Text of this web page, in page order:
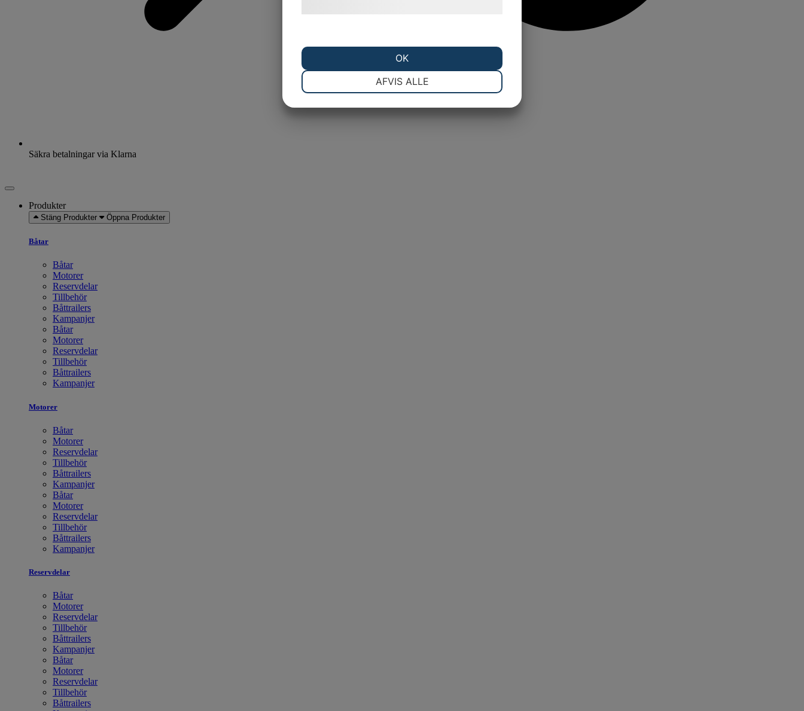
Säkra betalningar via Klarna
Produkter
Stäng Produkter Öppna Produkter
Båtar
Båtar
Motorer
Reservdelar
Tillbehör
Båttrailers
Kampanjer
Båtar
Motorer
Reservdelar
Tillbehör
Båttrailers
Kampanjer
Motorer
Båtar
Motorer
Reservdelar
Tillbehör
Båttrailers
Kampanjer
Båtar
Motorer
Reservdelar
Tillbehör
Båttrailers
Kampanjer
Reservdelar
Båtar
Motorer
Reservdelar
Tillbehör
Båttrailers
Kampanjer
Båtar
Motorer
Reservdelar
Tillbehör
Båttrailers
AFVIS ALLE
OK